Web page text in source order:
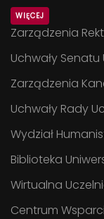
WIĘCEJ
Zarządzenia
Uchwały Senatu
Zarządzenia
Uchwały Rady
Wydział
Biblioteka
Wirtualna
Centrum